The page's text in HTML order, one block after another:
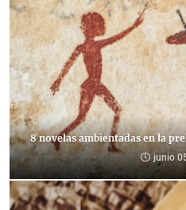
8 novelas ambientadas en la
junio